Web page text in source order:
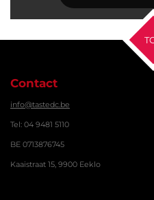
Contact
info@tastedc.be
Tel: 04 9481 5110
BE 0713876745
Kaaistraat 15, 9900 Eeklo